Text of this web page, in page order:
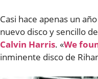
Casi hace apenas un
nuevo disco y sencillo
Calvin Harris. «We
inminente disco de